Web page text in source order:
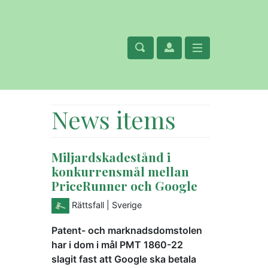
News items
Miljardskadestånd i
konkurrensmål mellan
PriceRunner och Google
Rättsfall | Sverige
Patent- och marknadsdomstolen
har i dom i mål PMT 1860-22
slagit fast att Google ska betala